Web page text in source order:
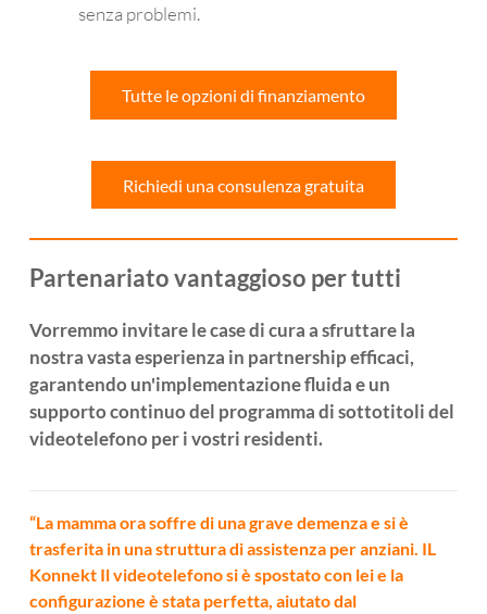
senza problemi.
Tutte le opzioni di finanziamento
Richiedi una consulenza gratuita
Partenariato vantaggioso per tutti
Vorremmo invitare le case di cura a sfruttare la
nostra vasta esperienza in partnership efficaci,
garantendo un'implementazione fluida e un
supporto continuo del programma di sottotitoli del
videotelefono per i vostri residenti.
“La mamma ora soffre di una grave demenza e si è
trasferita in una struttura di assistenza per anziani. IL
Konnekt Il videotelefono si è spostato con lei e la
configurazione è stata perfetta, aiutato dal